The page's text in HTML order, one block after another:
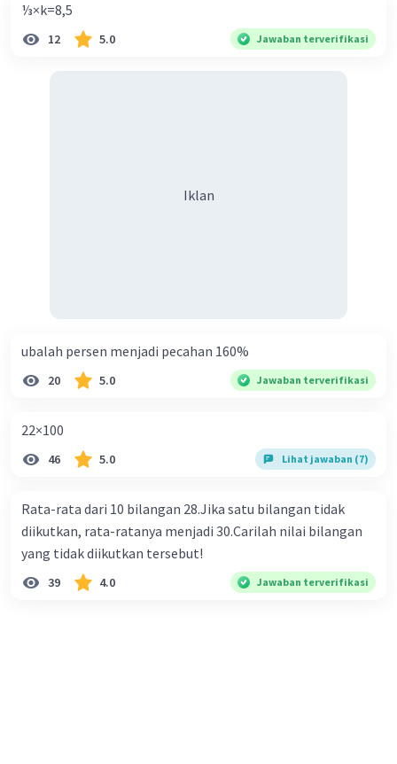
⅓×k=8,5
12 5.0 Jawaban terverifikasi
Iklan
ubalah persen menjadi pecahan 160%
20 5.0 Jawaban terverifikasi
22×100
46 5.0 Lihat jawaban (7)
Rata-rata dari 10 bilangan 28.Jika satu bilangan tidak
diikutkan, rata-ratanya menjadi 30.Carilah nilai bilangan
yang tidak diikutkan tersebut!
39 4.0 Jawaban terverifikasi